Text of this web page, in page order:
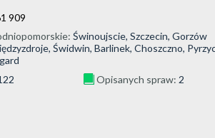
909
: Świnoujscie, Szczecin, Gorzów
Świdwin, Barlinek, Choszczno,
Opisanych spraw: 2